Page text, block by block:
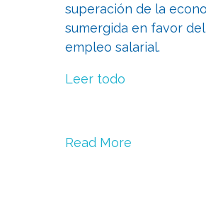
superación de la
sumergida en favor del
empleo salarial.
Leer todo
Read More